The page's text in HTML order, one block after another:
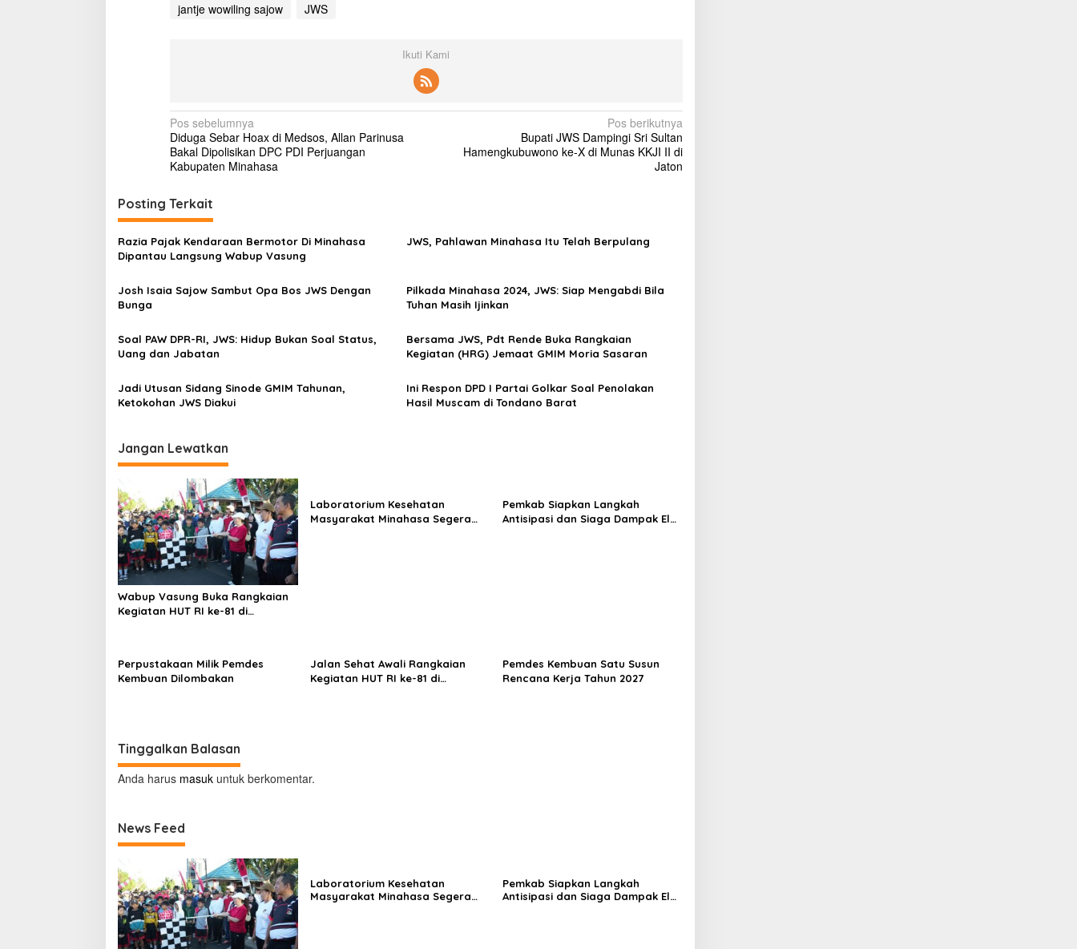
jantje wowiling sajow
JWS
Ikuti Kami
N
a
v
i
g
a
s
i
s
Pos sebelumnya
Diduga Sebar Hoax di Medsos, Allan Parinusa
Bakal Dipolisikan DPC PDI Perjuangan
Kabupaten Minahasa
Pos berikutnya
Bupati JWS Dampingi Sri Sultan
Hamengkubuwono ke-X di Munas KKJI II di
Jaton
Posting Terkait
Razia Pajak Kendaraan Bermotor Di Minahasa
Dipantau Langsung Wabup Vasung
JWS, Pahlawan Minahasa Itu Telah Berpulang
Josh Isaia Sajow Sambut Opa Bos JWS Dengan
Bunga
Pilkada Minahasa 2024, JWS: Siap Mengabdi Bila
Tuhan Masih Ijinkan
Soal PAW DPR-RI, JWS: Hidup Bukan Soal Status,
Uang dan Jabatan
Bersama JWS, Pdt Rende Buka Rangkaian
Kegiatan (HRG) Jemaat GMIM Moria Sasaran
Jadi Utusan Sidang Sinode GMIM Tahunan,
Ketokohan JWS Diakui
Ini Respon DPD I Partai Golkar Soal Penolakan
Hasil Muscam di Tondano Barat
Jangan Lewatkan
Wabup Vasung Buka Rangkaian
Kegiatan HUT RI ke-81 di
Laboratorium Kesehatan
Masyarakat Minahasa Segera
Pemkab Siapkan Langkah
Antisipasi dan Siaga Dampak El
Perpustakaan Milik Pemdes
Kembuan Dilombakan
Jalan Sehat Awali Rangkaian
Kegiatan HUT RI ke-81 di
Pemdes Kembuan Satu Susun
Rencana Kerja Tahun 2027
Tinggalkan Balasan
Anda harus masuk untuk berkomentar.
News Feed
Laboratorium Kesehatan
Masyarakat Minahasa Segera
Pemkab Siapkan Langkah
Antisipasi dan Siaga Dampak El